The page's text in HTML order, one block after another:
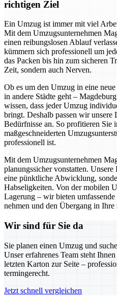
richtigen Ziel
Ein Umzug ist immer mit viel
Mit dem Umzugsunternehmen
einen reibungslosen Ablauf
kümmern sich professionell um
das Packen bis hin zum sicheren
Zeit, sondern auch Nerven.
Ob es um den Umzug in eine
in andere Städte geht –
wissen, dass jeder Umzug
bringt. Deshalb passen wir unsere
Bedürfnisse an. So profitieren Sie
maßgeschneiderten
professionell ist.
Mit dem Umzugsunternehmen
planungssicher vonstatten.
eine pünktliche Abwicklung,
Habseligkeiten. Von der mobilen
Lagerung – wir bieten
nehmen und den Übergang in Ihre
Wir sind für Sie da
Sie planen einen Umzug und
Unser erfahrenes Team steht
letzten Karton zur Seite –
termingerecht.
Jetzt schnell vergleichen